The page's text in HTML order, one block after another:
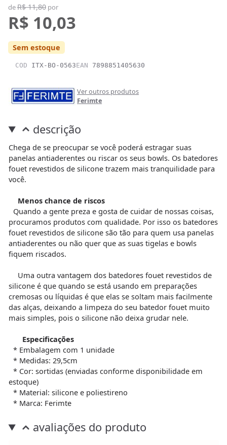
deR$ 11,80por
R$ 10,03
Sem estoque
COD ITX-BO-0563EAN 7898851405630
Ver outros produtos
Ferimte
descrição
Chega de se preocupar se você poderá estragar suas
panelas antiaderentes ou riscar os seus bowls. Os batedores
fouet revestidos de silicone trazem mais tranquilidade para
você.
Menos chance de riscos
Quando a gente preza e gosta de cuidar de nossas coisas,
procuramos produtos com qualidade. Por isso os batedores
fouet revestidos de silicone são tão para quem usa panelas
antiaderentes ou não quer que as suas tigelas e bowls
fiquem riscados.
Uma outra vantagem dos batedores fouet revestidos de
silicone é que quando se está usando em preparações
cremosas ou líquidas é que elas se soltam mais facilmente
das alças, deixando a limpeza do seu batedor fouet muito
mais simples, pois o silicone não deixa grudar nele.
Especificações
* Embalagem com 1 unidade
* Medidas: 29,5cm
* Cor: sortidas (enviadas conforme disponibilidade em
estoque)
* Material: silicone e poliestireno
* Marca: Ferimte
avaliações do produto